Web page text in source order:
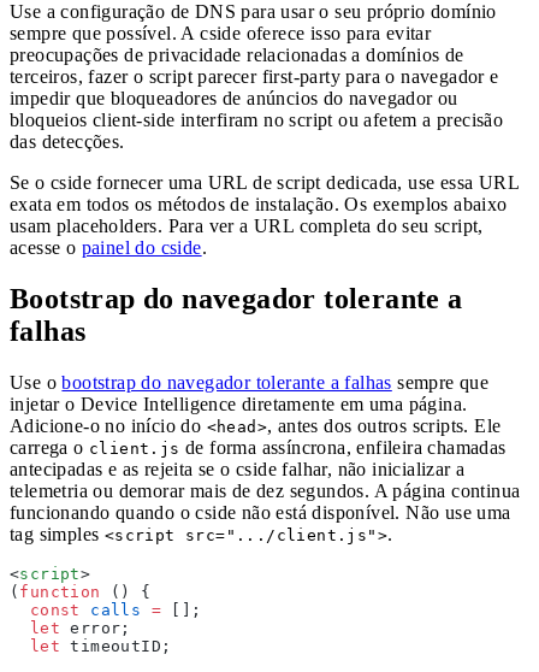
Use a configuração de DNS para usar o seu próprio domínio
sempre que possível. A cside oferece isso para evitar
preocupações de privacidade relacionadas a domínios de
terceiros, fazer o script parecer first-party para o navegador e
impedir que bloqueadores de anúncios do navegador ou
bloqueios client-side interfiram no script ou afetem a precisão
das detecções.
Se o cside fornecer uma URL de script dedicada, use essa URL
exata em todos os métodos de instalação. Os exemplos abaixo
usam placeholders. Para ver a URL completa do seu script,
acesse o painel do cside.
Bootstrap do navegador tolerante a
falhas
Use obootstrap do navegador tolerante a falhas sempre que
injetar o Device Intelligence diretamente em uma página.
Adicione-o no início do <head>, antes dos outros scripts. Ele
carrega o client.js de forma assíncrona, enfileira chamadas
antecipadas e as rejeita se o cside falhar, não inicializar a
telemetria ou demorar mais de dez segundos. A página continua
funcionando quando o cside não está disponível. Não use uma
tag simples <script src=".../client.js">.
<script>
( function
() {
  const
calls = [];
  let
error;
  let
timeoutID;